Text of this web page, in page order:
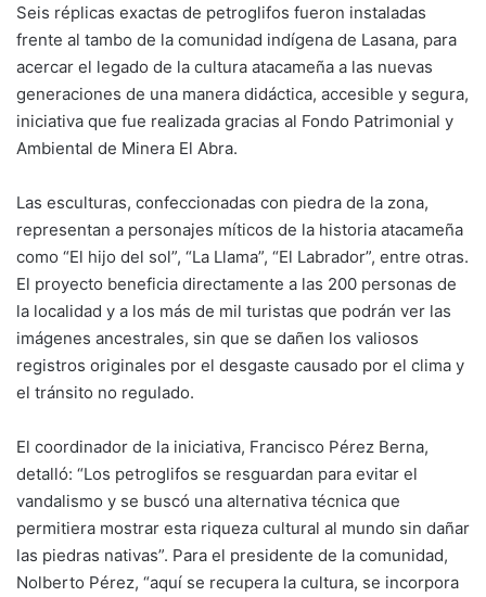
Seis réplicas exactas de petroglifos fueron instaladas
frente al tambo de la comunidad indígena de Lasana, para
acercar el legado de la cultura atacameña a las nuevas
generaciones de una manera didáctica, accesible y segura,
iniciativa que fue realizada gracias al Fondo Patrimonial y
Ambiental de Minera El Abra.
Las esculturas, confeccionadas con piedra de la zona,
representan a personajes míticos de la historia atacameña
como “El hijo del sol”, “La Llama”, “El Labrador”, entre otras.
El proyecto beneficia directamente a las 200 personas de
la localidad y a los más de mil turistas que podrán ver las
imágenes ancestrales, sin que se dañen los valiosos
registros originales por el desgaste causado por el clima y
el tránsito no regulado.
El coordinador de la iniciativa, Francisco Pérez Berna,
detalló: “Los petroglifos se resguardan para evitar el
vandalismo y se buscó una alternativa técnica que
permitiera mostrar esta riqueza cultural al mundo sin dañar
las piedras nativas”. Para el presidente de la comunidad,
Nolberto Pérez, “aquí se recupera la cultura, se incorpora